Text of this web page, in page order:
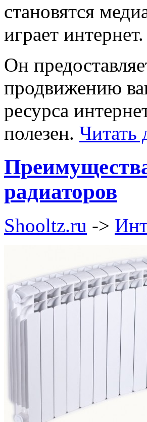
становятся
играет интернет.
Он
продвижению
ресурса
полезен. Читать
радиаторов
Shooltz.ru ->